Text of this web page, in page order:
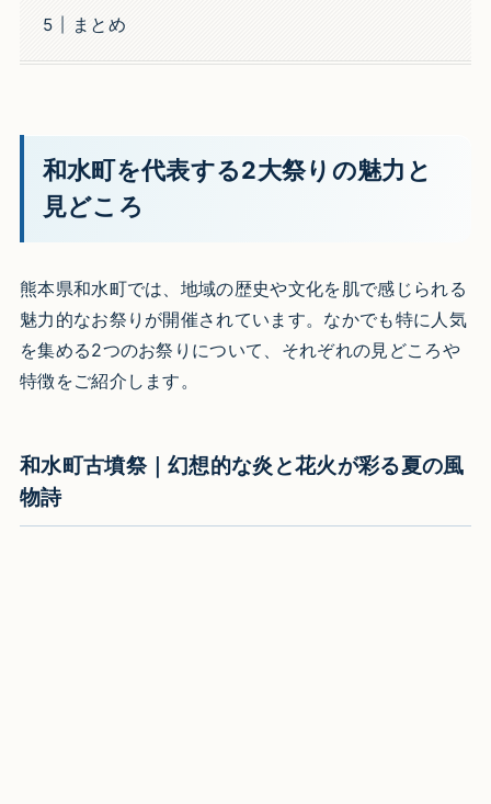
まとめ
和水町を代表する2大祭りの魅力と
見どころ
熊本県和水町では、地域の歴史や文化を肌で感じられる
魅力的なお祭りが開催されています。なかでも特に人気
を集める2つのお祭りについて、それぞれの見どころや
特徴をご紹介します。
和水町古墳祭｜幻想的な炎と花火が彩る夏の風
物詩